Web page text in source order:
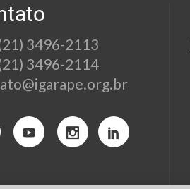
3496-2113
3496-2114